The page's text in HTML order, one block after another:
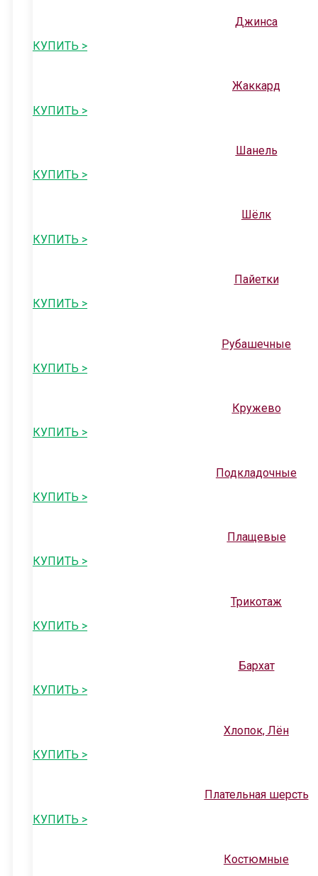
Джинса
КУПИТЬ >
Жаккард
КУПИТЬ >
Шанель
КУПИТЬ >
Шёлк
КУПИТЬ >
Пайетки
КУПИТЬ >
Рубашечные
КУПИТЬ >
Кружево
КУПИТЬ >
Подкладочные
КУПИТЬ >
Плащевые
КУПИТЬ >
Трикотаж
КУПИТЬ >
Бархат
КУПИТЬ >
Хлопок, Лён
КУПИТЬ >
Плательная шерсть
КУПИТЬ >
Костюмные